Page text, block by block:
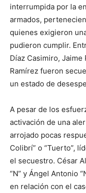
interrumpida por la
armados,
quienes exigieron
pudieron cumplir.
Díaz Casimiro, Jaime
Ramírez fueron
un estado de
A pesar de los
activación de una
arrojado pocas
Colibrí” o “Tuerto”,
el secuestro. César
“N” y Ángel Antonio
en relación con el